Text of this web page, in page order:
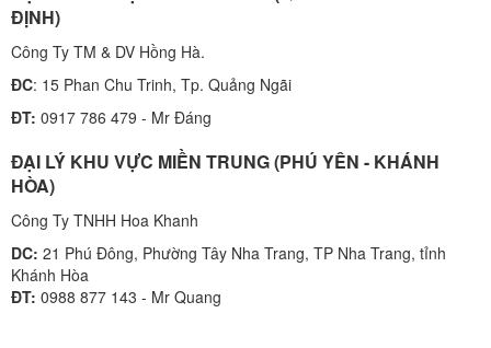
ĐỊNH)
Công Ty TM & DV Hồng Hà.
ĐC: 15 Phan Chu Trinh, Tp. Quảng Ngãi
ĐT: 0917 786 479 - Mr Đáng
ĐẠI LÝ KHU VỰC MIỀN TRUNG (PHÚ YÊN - KHÁNH
HÒA)
Công Ty TNHH Hoa Khanh
DC: 21 Phú Đông, Phường Tây Nha Trang, TP Nha Trang, tỉnh
Khánh Hòa
ĐT: 0988 877 143 - Mr Quang